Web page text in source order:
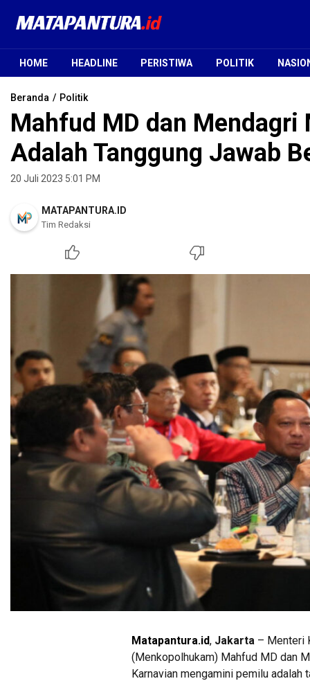
Mata Pantura
Jendela Informasi Terpercaya
HOME HEADLINE PERISTIWA POLITIK
Beranda Politik
Mahfud MD dan
Adalah Tanggung Jawab
20 Juli 2023 5:01 PM
MATAPANTURA.ID
Tim Redaksi
Matapantura.id, Jakarta – Menteri
(Menkopolhukam) Mahfud MD dan
Karnavian mengamini pemilu adalah